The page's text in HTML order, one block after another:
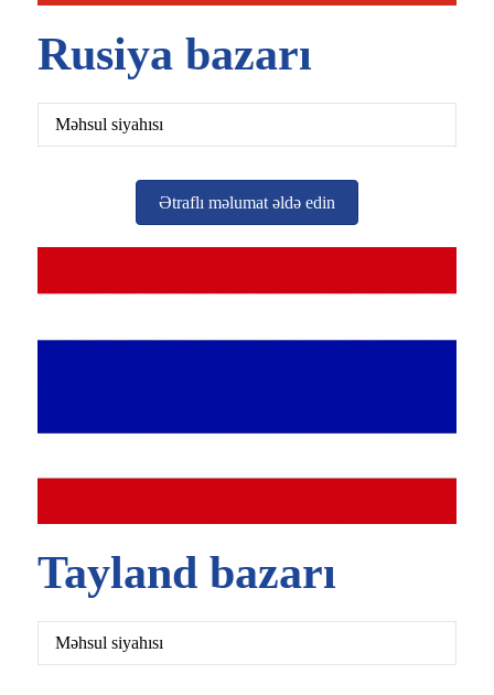
Rusiya bazarı
Məhsul siyahısı
Ətraflı məlumat əldə edin
Tayland bazarı
Məhsul siyahısı